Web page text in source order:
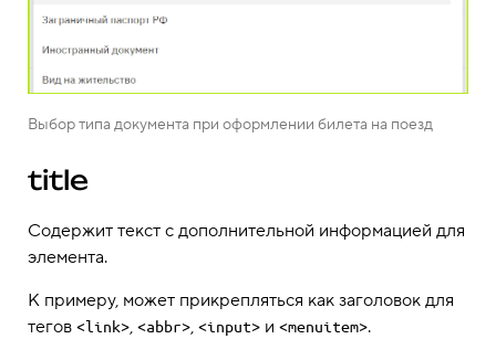
Выбор типа документа при оформлении билета на поезд
title
Содержит текст с дополнительной информацией для
элемента.
К примеру, может прикрепляться как заголовок для
тегов <link>, <abbr>, <input> и <menuitem>.